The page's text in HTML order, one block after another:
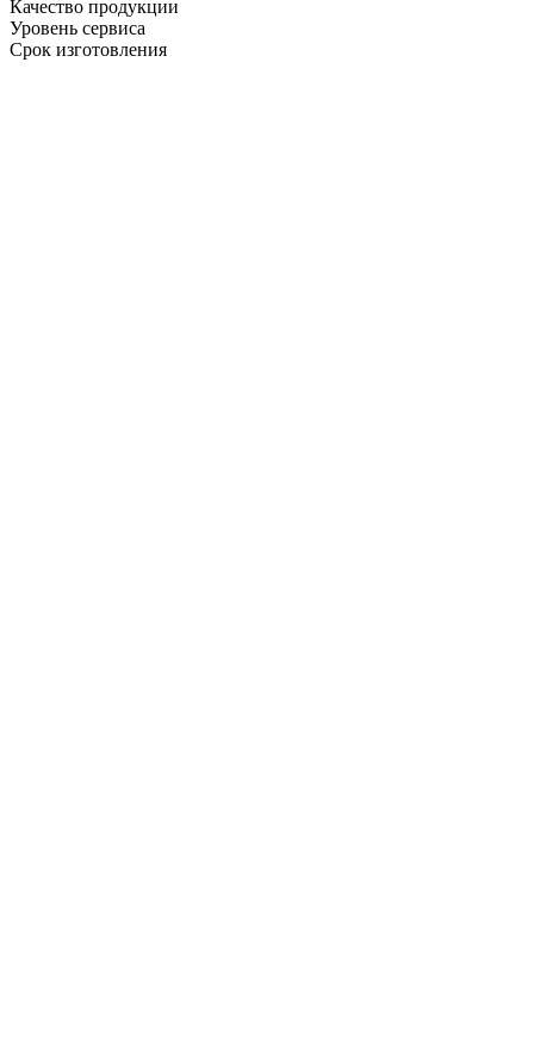
Качество продукции
Уровень сервиса
Срок изготовления